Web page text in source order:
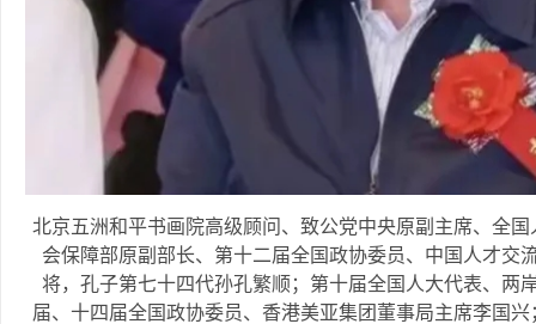
北京五洲和平书画院高级顾问、致公党中央原副主席、全
会保障部原副部长、第十二届全国政协委员、中国人才交
将，孔子第七十四代孙孔繁顺；第十届全国人大代表、两
届、十四届全国政协委员、香港美亚集团董事局主席李国